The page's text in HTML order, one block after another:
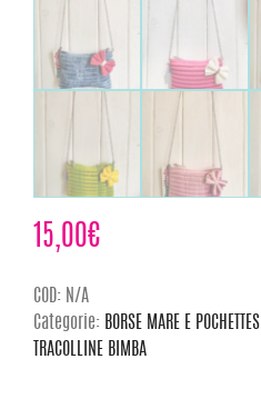
15,00€
COD: N/A
Categorie: BORSE MARE E POCHETTES
TRACOLLINE BIMBA